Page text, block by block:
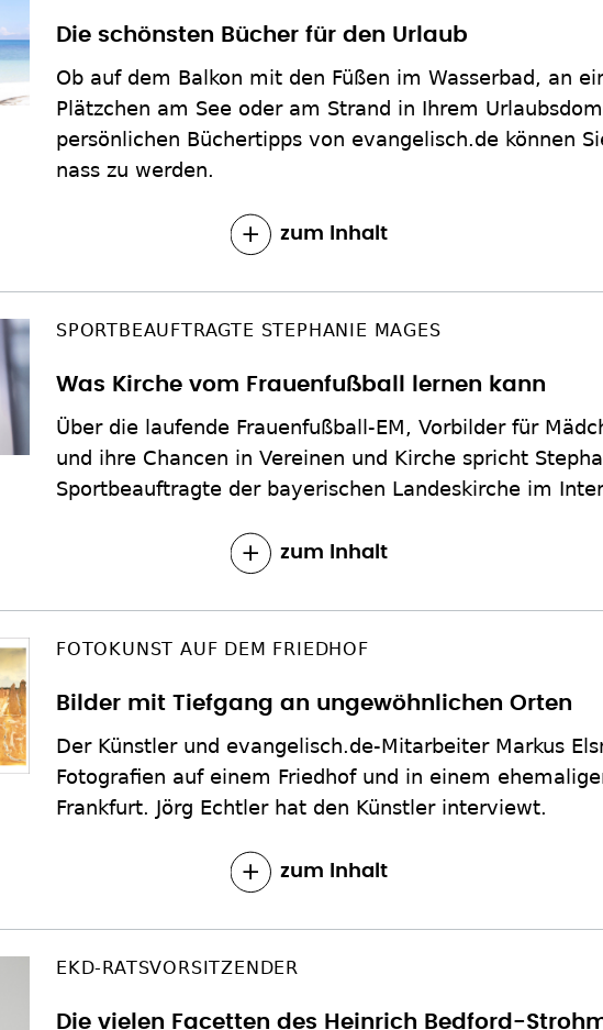
Die schönsten Bücher für den Urlaub
Ob auf dem Balkon mit den Füßen im Wasserbad, an
Plätzchen am See oder am Strand in Ihrem
persönlichen Büchertipps von evangelisch.de können
nass zu werden.
zum Inhalt
SPORTBEAUFTRAGTE STEPHANIE MAGES
Was Kirche vom Frauenfußball lernen kann
Über die laufende Frauenfußball-EM, Vorbilder für
und ihre Chancen in Vereinen und Kirche spricht
Sportbeauftragte der bayerischen Landeskirche im
zum Inhalt
FOTOKUNST AUF DEM FRIEDHOF
Bilder mit Tiefgang an ungewöhnlichen Orten
Der Künstler und evangelisch.de-Mitarbeiter Markus
Fotografien auf einem Friedhof und in einem
Frankfurt. Jörg Echtler hat den Künstler interviewt.
zum Inhalt
EKD-RATSVORSITZENDER
Die vielen Facetten des Heinrich Bedford-